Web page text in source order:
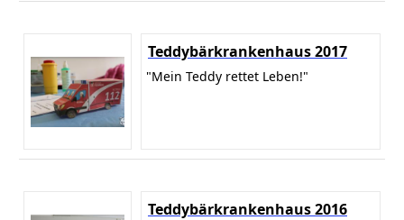
Teddybärkrankenhaus 2017
"Mein Teddy rettet Leben!"
Teddybärkrankenhaus 2016